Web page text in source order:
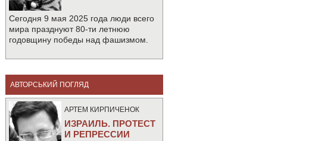
Сегодня 9 мая 2025 года люди всего
мира празднуют 80-ти летнюю
годовщину победы над фашизмом.
АВТОРСЬКИЙ ПОГЛЯД
АРТЕМ КИРПИЧЕНОК
ИЗРАИЛЬ. ПРОТЕСТ
И РЕПРЕССИИ